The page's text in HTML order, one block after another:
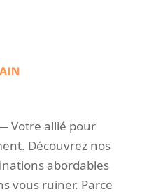
Votre allié pour
Découvrez nos
abordables
vous ruiner. Parce